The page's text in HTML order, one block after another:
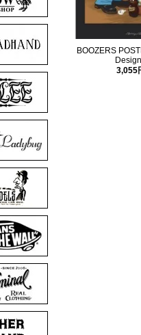
BOOZERS
3,055